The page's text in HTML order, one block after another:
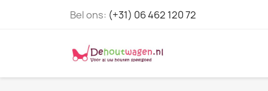
Bel ons: (+31) 06 462 120 72